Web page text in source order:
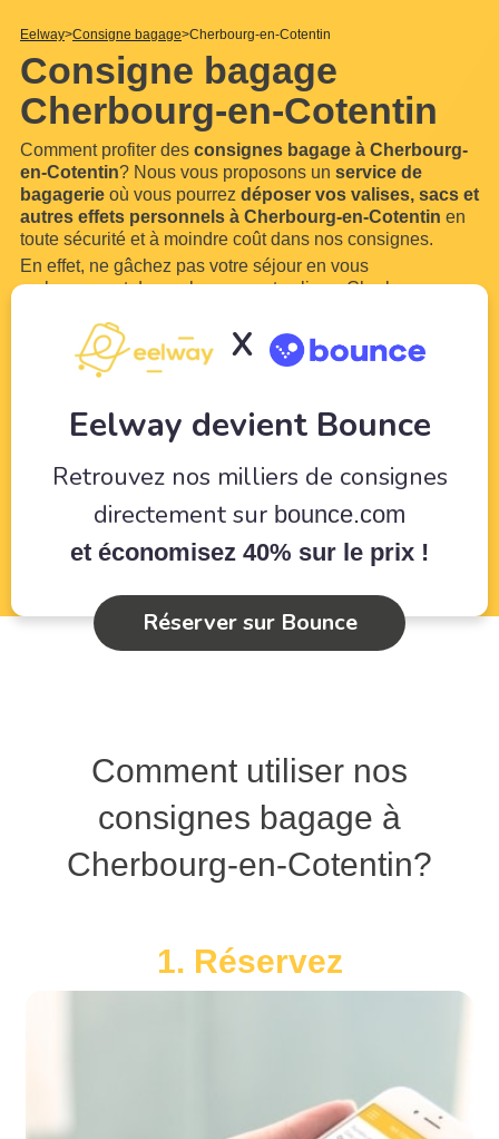
Eelway Consigne bagage Cherbourg-en-Cotentin
Consigne bagage
Cherbourg-en-Cotentin
Comment profiter des consignes bagage à Cherbourg-
en-Cotentin? Nous vous proposons un service de
bagagerie où vous pourrez déposer vos valises, sacs et
autres effets personnels à Cherbourg-en-Cotentin en
toute sécurité et à moindre coût dans nos consignes.
En effet, ne gâchez pas votre séjour en vous
embarrassant de vos bagages et valises. Cherbourg-en-
Grâce à Eelway, confiez vos bagages à des
professionnels du tourisme. Libérez-vous de
... Lire plus
X
Eelway devient Bounce
Retrouvez nos milliers de consignes
directement sur bounce.com
et économisez 40% sur le prix !
Réserver sur Bounce
Comment utiliser nos
consignes bagage à
Cherbourg-en-Cotentin?
1. Réservez